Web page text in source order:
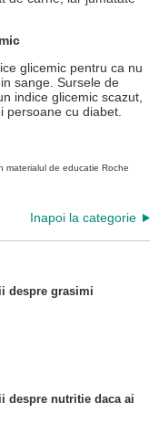
glicemic pentru ca nu
sange. Sursele de
indice glicemic scazut,
persoane cu diabet.
materialul de educatie Roche
Inapoi la categorie
despre grasimi
despre nutritie daca ai